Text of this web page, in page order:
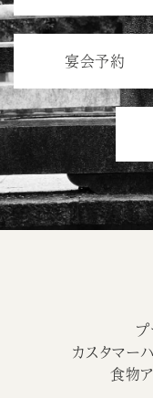
宴会予約
カスタマー
食物